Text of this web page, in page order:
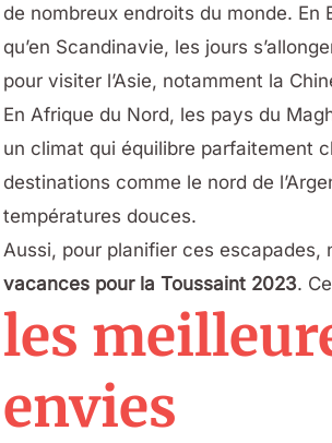
de nombreux endroits du monde.
qu’en Scandinavie, les jours
pour visiter l’Asie, notamment la
En Afrique du Nord, les pays du
un climat qui équilibre parfaitement
destinations comme le nord de
températures douces.
Aussi, pour planifier ces escapades,
vacances pour la Toussaint 2023.
les
envies